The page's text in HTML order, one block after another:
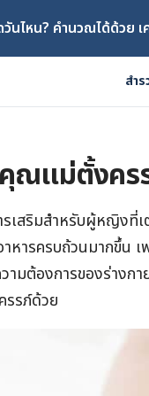
นไหน? คำนวณได้ด้วย
สำร
แม่ตั้งคร
เสริมสำหรับผู้หญิงที่
ารครบถ้วนมากขึ้น เ
ามต้องการของร่างก
รรภ์ด้วย